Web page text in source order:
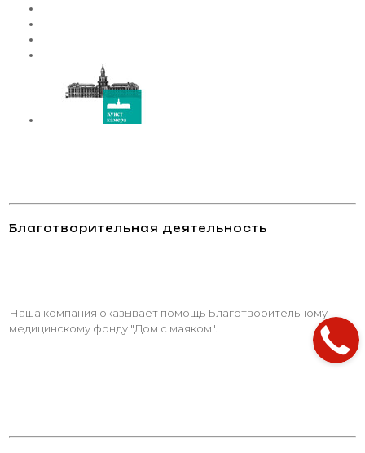
Благотворительная деятельность
Наша компания оказывает помощь Благотворительному
медицинскому фонду "Дом с маяком".